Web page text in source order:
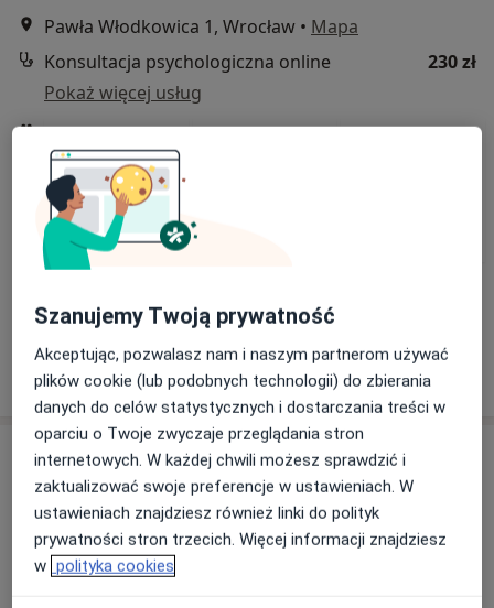
Pawła Włodkowica 1, Wrocław • Mapa
Konsultacja psychologiczna online
230 zł
Pokaż więcej usług
mgr Paula Rak
psycholog
Pokaż profil
Szanujemy Twoją prywatność
Akceptując, pozwalasz nam i naszym partnerom używać
plików cookie (lub podobnych technologii) do zbierania
danych do celów statystycznych i dostarczania treści w
oparciu o Twoje zwyczaje przeglądania stron
internetowych. W każdej chwili możesz sprawdzić i
zaktualizować swoje preferencje w ustawieniach. W
ustawieniach znajdziesz również linki do polityk
prywatności stron trzecich. Więcej informacji znajdziesz
w polityka cookies